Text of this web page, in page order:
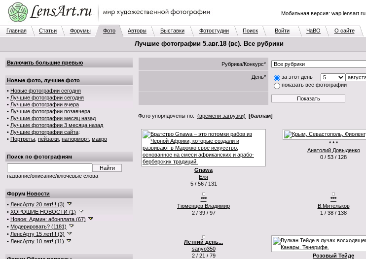
Мобильная версия: wap.lensart.ru
Главная Статьи Форумы Фото Авторы Выставки Фотостудии Поиск Войти ЧаВО О сайте
Лучшие фотографии 5.авг.18 (вс). Все рубрики
Включить большие превью
Новые фото, лучшие фото
• Новые фотографии сегодня
• Лучшие фотографии сегодня
• Лучшие фотографии вчера
• Лучшие фотографии позавчера
• Лучшие фотографии месяц назад
• Лучшие фотографии 3 месяца назад
• Лучшие фотографии сайта:
• Портреты пейзажи натюрморт, макро
Поиск по фотографиям
название/описание/ключевые слова
Форум Новости
• ЛенсАрту 20 лет!!! (3)
• ХОРОШИЕ НОВОСТИ (1)
• Новое: Админ: абонплата (67)
• Модерировать? (1181)
• ЛенсАрту 15 лет!!! (3)
• ЛенсАрту 10 лет! (11)
Рубрика/Конкурс*
День*
за этот день
показать все фотографии
Фото упорядочены по: (времени загрузки) [баллам]
Gnawa
Еля
5 / 56 / 131
* * *
Анатолий Довыденко
0 / 53 / 128
***
Тюменцев Владимир
2 / 39 / 97
***
В.Мительков
1 / 38 / 138
Летний день...
sanyo350
2 / 21 / 79
Розовый Тейде